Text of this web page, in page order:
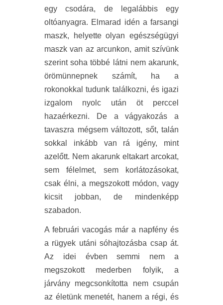
egy csodára, de legalábbis egy
oltóanyagra. Elmarad idén a farsangi
maszk, helyette olyan egészségügyi
maszk van az arcunkon, amit szívünk
szerint soha többé látni nem akarunk,
örömünnepnek számít, ha a
rokonokkal tudunk találkozni, és igazi
izgalom nyolc után öt perccel
hazaérkezni. De a vágyakozás a
tavaszra mégsem változott, sőt, talán
sokkal inkább van rá igény, mint
azelőtt. Nem akarunk eltakart arcokat,
sem félelmet, sem korlátozásokat,
csak élni, a megszokott módon, vagy
kicsit jobban, de mindenképp
szabadon.
A februári vacogás már a napfény és
a rügyek utáni sóhajtozásba csap át.
Az idei évben semmi nem a
megszokott mederben folyik, a
járvány megcsonkította nem csupán
az életünk menetét, hanem a régi, és